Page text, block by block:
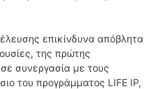
επικίνδυνα απόβλητα
της πρώτης
συνεργασία με τους
του προγράμματος LIFE ΙΡ,